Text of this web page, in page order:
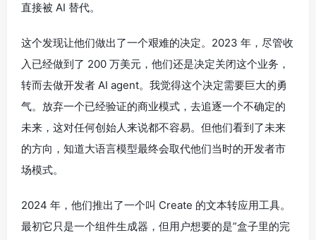
直接被 AI 替代。
这个发现让他们做出了一个艰难的决定。2023 年，尽管收
入已经做到了 200 万美元，他们还是决定关闭这个业务，
转而去做开发者 AI agent。我觉得这个决定需要巨大的勇
气。放弃一个已经验证的商业模式，去追逐一个不确定的
未来，这对任何创始人来说都不容易。但他们看到了未来
的方向，知道大语言模型最终会取代他们当时的开发者市
场模式。
2024 年，他们推出了一个叫 Create 的文本转应用工具。
最初它只是一个组件生成器，但用户想要的是”盒子里的完